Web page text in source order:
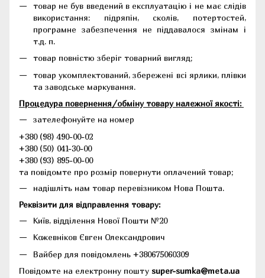
товар не був введений в експлуатацію і не має слідів
використання: підряпін, сколів, потертостей,
програмне забезпечення не піддавалося змінам і
т.д. п.
товар повністю зберіг товарний вигляд;
товар укомплектований, збережені всі ярлики, плівки
та заводське маркування.
Процедура повернення/обміну товару належної якості:
зателефонуйте на номер
+380 (98) 490-00-02
+380 (50) 041-30-00
+380 (93) 895-00-00
та повідомте про розмір повернути оплачений товар;
надішліть нам товар перевізником Нова Пошта.
Реквізити для відправлення товару:
Київ, відділення Нової Пошти №20
Кожевніков Євген Олександрович
Вайбер для повідомлень +380675060309
Повідомте на електронну пошту super-sumka@meta.ua